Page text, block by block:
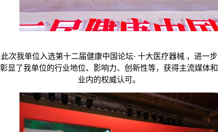
此次我单位入选第十二届健康中国论坛· 十大医疗器械 ，进一步
彰显了我单位的行业地位、影响力、创新性等，获得主流媒体和
业内的权威认可。